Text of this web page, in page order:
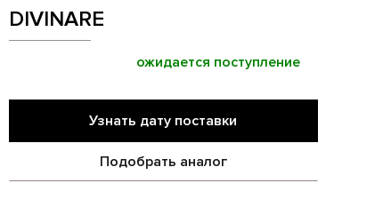
DIVINARE
ожидается поступление
Узнать дату поставки
Подобрать аналог